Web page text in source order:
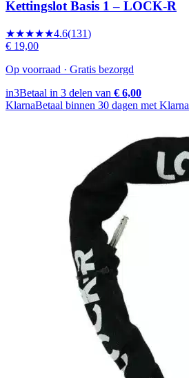
Kettingslot Basis 1 – LOCK-R
★★★★★4.6(131)
€ 19,00
Op voorraad · Gratis bezorgd
in3Betaal in 3 delen van € 6,00
KlarnaBetaal binnen 30 dagen met Klarna